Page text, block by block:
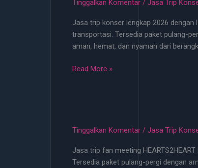
2026
Mulai
100
Tinggalkan Komentar / Jasa Trip
Jasa trip konser lengkap 2026
transportasi. Tersedia paket pulang-
aman, hemat, dan nyaman dari
Jasa
Mulai
Bisa
Jemput
Read More »
Tinggalkan Komentar / Jasa Trip
Jasa trip fan meeting
Tersedia paket pulang-pergi dengan